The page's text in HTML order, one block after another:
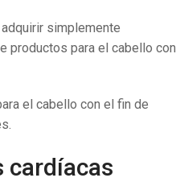
simplemente
productos para el cabello con
el cabello con el fin de
cardíacas